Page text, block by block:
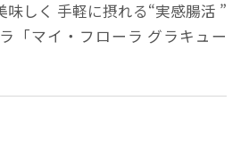
味しく 手軽に摂れる“実感腸活 ”
「マイ・フローラ グラキュー